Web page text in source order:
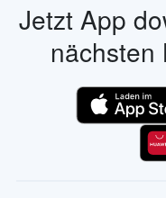
Jetzt App
nächsten